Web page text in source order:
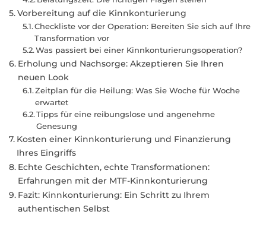
Vorbereitung auf die Kinnkonturierung
Checkliste vor der Operation: Bereiten Sie sich auf Ihre
Transformation vor
Was passiert bei einer Kinnkonturierungsoperation?
Erholung und Nachsorge: Akzeptieren Sie Ihren
neuen Look
Zeitplan für die Heilung: Was Sie Woche für Woche
erwartet
Tipps für eine reibungslose und angenehme
Genesung
Kosten einer Kinnkonturierung und Finanzierung
Ihres Eingriffs
Echte Geschichten, echte Transformationen:
Erfahrungen mit der MTF-Kinnkonturierung
Fazit: Kinnkonturierung: Ein Schritt zu Ihrem
authentischen Selbst